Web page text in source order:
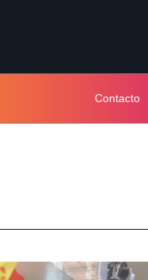
Contacto